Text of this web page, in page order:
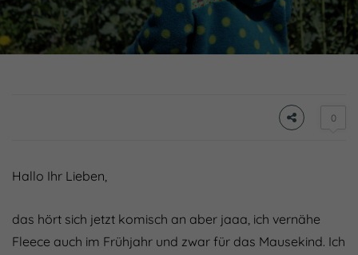
0
Hallo Ihr Lieben,
das hört sich jetzt komisch an aber jaaa, ich vernähe
Fleece auch im Frühjahr und zwar für das Mausekind. Ich